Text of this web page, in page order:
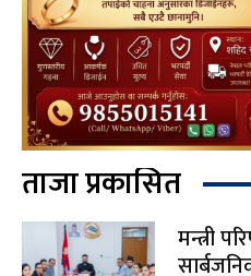
ताजा प्रकासित
मन्त्री